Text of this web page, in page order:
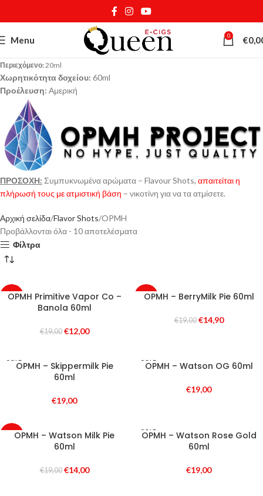
Menu 0 €
Περιεχόμενο:20ml
Χωρητικότητα δοχείου: 60ml
Προέλευση: Αμερική
ΠΡΟΣΟΧΗ: Συμπυκνωμένα αρώματα – Flavour Shots, απαιτείται η
πλήρωσή τους με ατμιστική βάση – νικοτίνη για να τα ατμίσετε.
Αρχική σελίδα Flavor Shots OPMH
Προβάλλονται όλα - 10 αποτελέσματα
Φίλτρα
-37%
OPMH Primitive Vapor Co –
Banola 60ml
€19,00 €12,00
-22%
OPMH – BerryMilk Pie 60ml
€19,00 €14,90
SOLD
OUTOPMH – Skippermilk Pie
60ml
€19,00
SOLD
OUT
OPMH – Watson OG 60ml
€19,00
-26%OPMH – Watson Milk Pie
60ml
€19,00 €14,00
SOLD
OUT
OPMH – Watson Rose Gold
60ml
€19,00